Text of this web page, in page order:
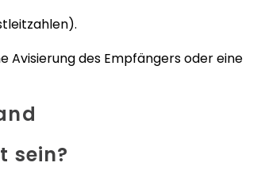
Avisierung des Empfängers oder eine
sein?